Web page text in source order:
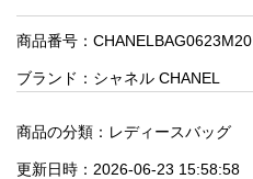
人
気
商
商品番号：CHANELBAG0623M20
ブランド： シャネル CHANEL
商品の分類： レディースバッグ
更新日時：2026-06-23 15:58:58